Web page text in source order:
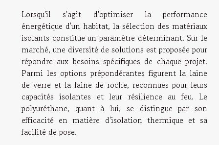
Lorsqu'il s'agit d'optimiser la performance
énergétique d'un habitat, la sélection des matériaux
isolants constitue un paramètre déterminant. Sur le
marché, une diversité de solutions est proposée pour
répondre aux besoins spécifiques de chaque projet.
Parmi les options prépondérantes figurent la laine
de verre et la laine de roche, reconnues pour leurs
capacités isolantes et leur résilience au feu. Le
polyuréthane, quant à lui, se distingue par son
efficacité en matière d'isolation thermique et sa
facilité de pose.